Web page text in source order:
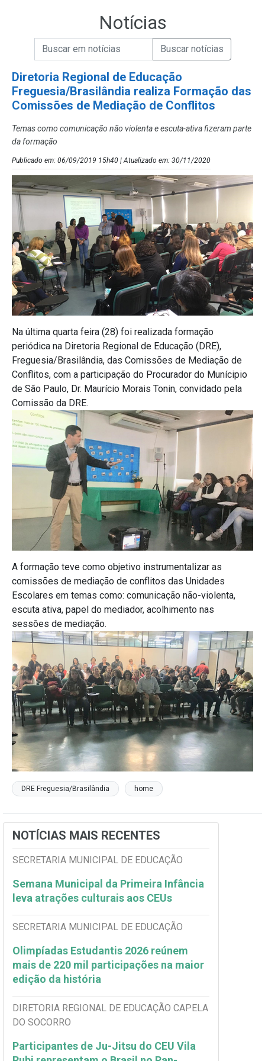
Notícias
Campo de Busca de Notícias
Campo de Busca de informaçõesEnviar a Busca de Notícias
Diretoria Regional de Educação
Freguesia/Brasilândia realiza Formação das
Comissões de Mediação de Conflitos
Temas como comunicação não violenta e escuta-ativa fizeram parte
da formação
Publicado em: 06/09/2019 15h40 | Atualizado em: 30/11/2020
Na última quarta feira (28) foi realizada formação
periódica na Diretoria Regional de Educação (DRE),
Freguesia/Brasilândia, das Comissões de Mediação de
Conflitos, com a participação do Procurador do Munícipio
de São Paulo, Dr. Maurício Morais Tonin, convidado pela
Comissão da DRE.
A formação teve como objetivo instrumentalizar as
comissões de mediação de conflitos das Unidades
Escolares em temas como: comunicação não-violenta,
escuta ativa, papel do mediador, acolhimento nas
sessões de mediação.
DRE Freguesia/Brasilândia home
NOTÍCIAS MAIS RECENTES
SECRETARIA MUNICIPAL DE EDUCAÇÃO
Semana Municipal da Primeira Infância
leva atrações culturais aos CEUs
SECRETARIA MUNICIPAL DE EDUCAÇÃO
Olimpíadas Estudantis 2026 reúnem
mais de 220 mil participações na maior
edição da história
DIRETORIA REGIONAL DE EDUCAÇÃO CAPELA
DO SOCORRO
Participantes de Ju-Jitsu do CEU Vila